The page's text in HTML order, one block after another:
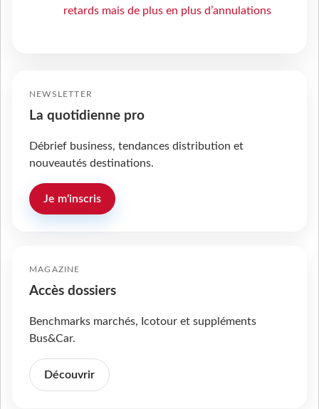
retards mais de plus en plus d’annulations
NEWSLETTER
La quotidienne pro
Débrief business, tendances distribution et
nouveautés destinations.
Je m'inscris
MAGAZINE
Accès dossiers
Benchmarks marchés, Icotour et suppléments
Bus&Car.
Découvrir